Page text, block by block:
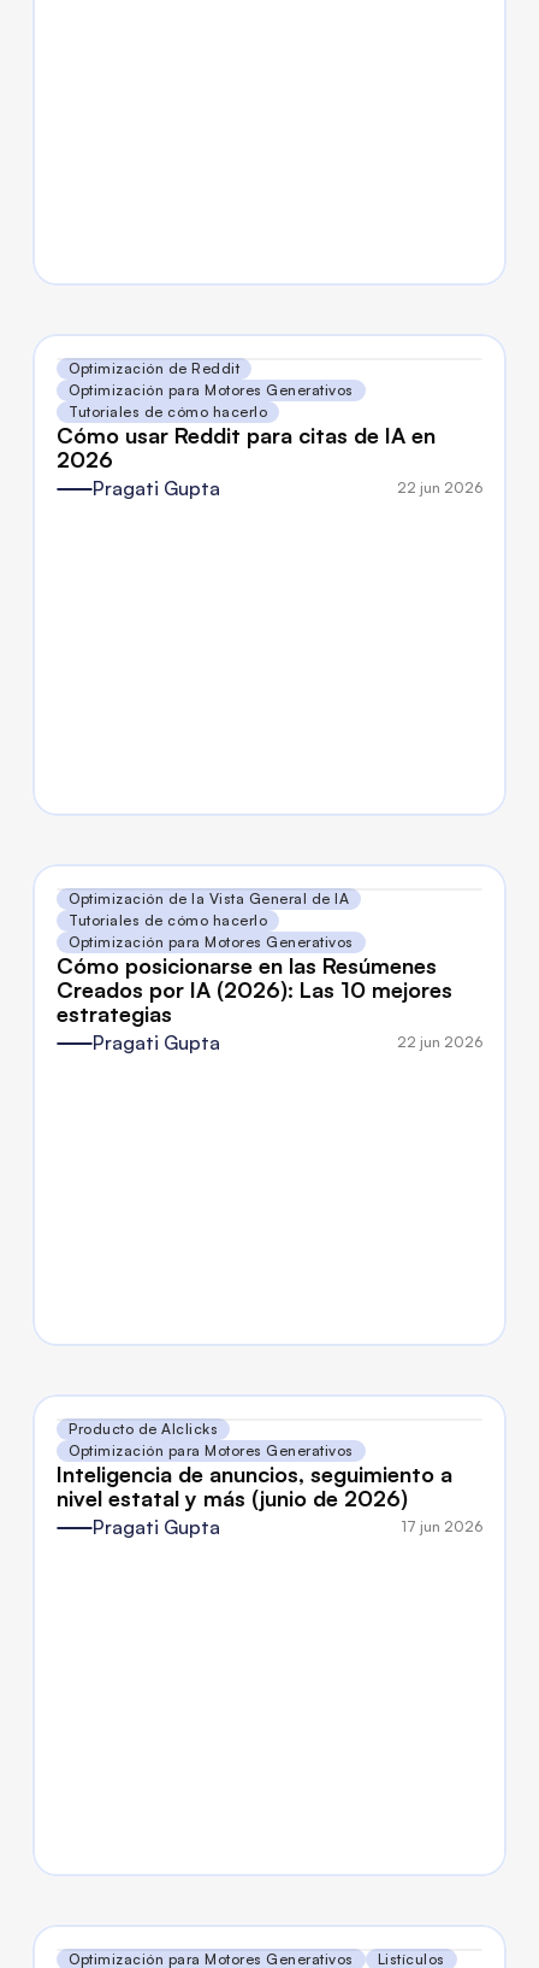
Optimización de Reddit
Optimización para Motores Generativos
Tutoriales de cómo hacerlo
Cómo usar Reddit para citas de IA en
2026
Pragati Gupta 22 jun 2026
Optimización de la Vista General de IA
Tutoriales de cómo hacerlo
Optimización para Motores Generativos
Cómo posicionarse en las Resúmenes
Creados por IA (2026): Las 10 mejores
estrategias
Pragati Gupta 22 jun 2026
Producto de AIclicks
Optimización para Motores Generativos
Inteligencia de anuncios, seguimiento a
nivel estatal y más (junio de 2026)
Pragati Gupta 17 jun 2026
Optimización para Motores Generativos Listículos